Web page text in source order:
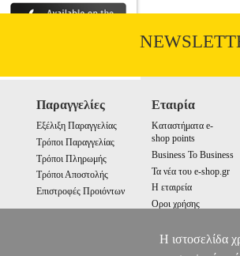
Παραγγελίες
Εξέλιξη Παραγγελίας
Τρόποι Παραγγελίας
Τρόποι Πληρωμής
Τρόποι Αποστολής
Επιστροφές Προιόντων
Εταιρία
Καταστήματα e-
shop points
Business To Business
Τα νέα του e-shop.gr
Η εταιρεία
Οροι χρήσης
Η ιστοσελίδα